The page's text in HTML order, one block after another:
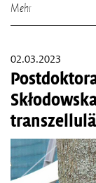
Mehr
02.03.2023